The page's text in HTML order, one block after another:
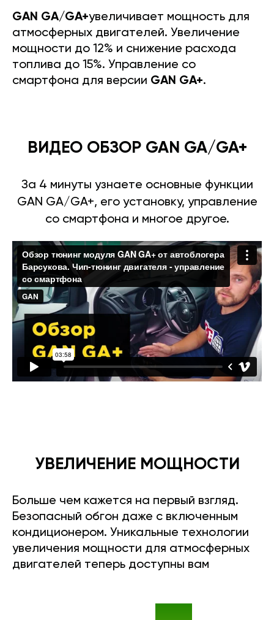
GAN GA/GA+увеличивает мощность для
атмосферных двигателей. Увеличение
мощности до 12% и снижение расхода
топлива до 15%. Управление со
смартфона для версии GAN GA+.
ВИДЕО ОБЗОР GAN GA/GA+
За 4 минуты узнаете основные функции
GAN GA/GA+, его установку, управление
со смартфона и многое другое.
УВЕЛИЧЕНИЕ МОЩНОСТИ
Больше чем кажется на первый взгляд.
Безопасный обгон даже с включенным
кондиционером. Уникальные технологии
увеличения мощности для атмосферных
двигателей теперь доступны вам